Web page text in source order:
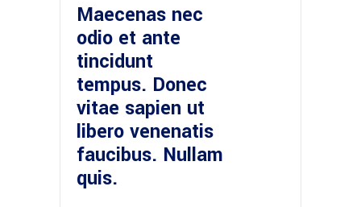
Maecenas nec
odio et ante
tincidunt
tempus. Donec
vitae sapien ut
libero venenatis
faucibus. Nullam
quis.